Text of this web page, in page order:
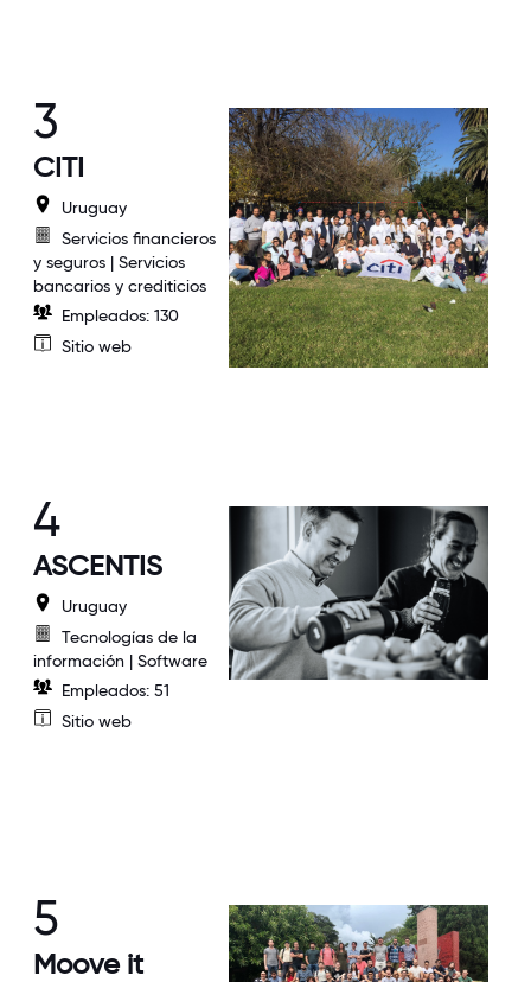
3
CITI
Uruguay
Servicios financieros
y seguros | Servicios
bancarios y crediticios
Empleados: 130
Sitio web
4
ASCENTIS
Uruguay
Tecnologías de la
información | Software
Empleados: 51
Sitio web
5
Moove it